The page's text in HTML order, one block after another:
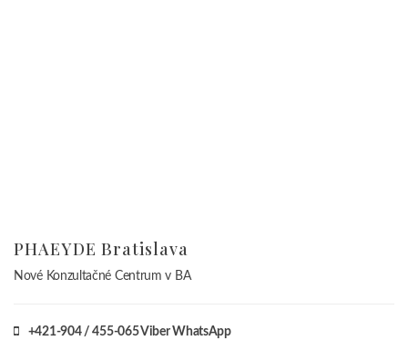
PHAEYDE Bratislava
Nové Konzultačné Centrum v BA
+421-904 / 455-065 Viber WhatsApp